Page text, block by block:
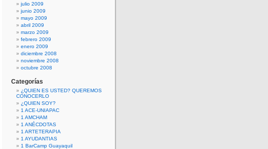
julio 2009
junio 2009
mayo 2009
abril 2009
marzo 2009
febrero 2009
enero 2009
diciembre 2008
noviembre 2008
octubre 2008
Categorías
¿QUIEN ES USTED? QUEREMOS
CONOCERLO
¿QUIEN SOY?
1 ACE-UNIAPAC
1 AMCHAM
1 ANÉCDOTAS
1 ARTETERAPIA
1 AYUDANTIAS
1 BarCamp Guayaquil